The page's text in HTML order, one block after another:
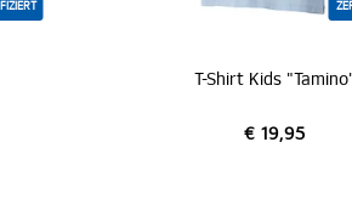
ZERTIFIZIERT
T-Shirt Kids "Tamino"
€ 19,95